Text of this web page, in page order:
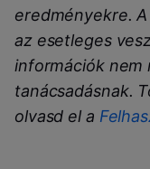
eredményekre.
az esetleges
információk nem
tanácsadásnak.
olvasd el a